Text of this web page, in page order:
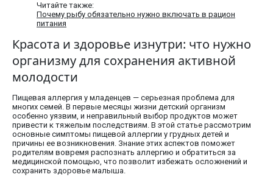
Читайте также:
Почему рыбу обязательно нужно включать в рацион
питания
Красота и здоровье изнутри: что нужно
организму для сохранения активной
молодости
Пищевая аллергия у младенцев — серьезная проблема для
многих семей. В первые месяцы жизни детский организм
особенно уязвим, и неправильный выбор продуктов может
привести к тяжелым последствиям. В этой статье рассмотрим
основные симптомы пищевой аллергии у грудных детей и
причины ее возникновения. Знание этих аспектов поможет
родителям вовремя распознать аллергию и обратиться за
медицинской помощью, что позволит избежать осложнений и
сохранить здоровье малыша.